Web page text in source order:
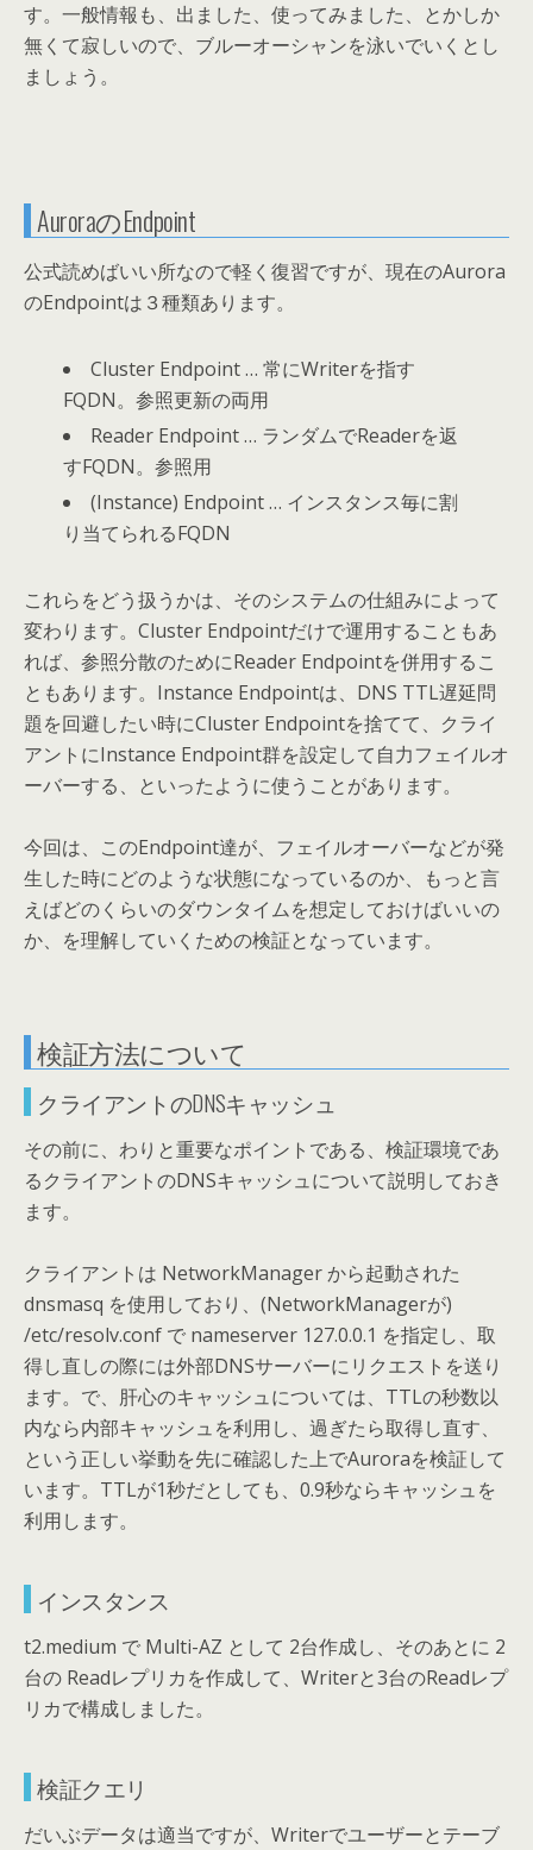
す。一般情報も、出ました、使ってみました、とかしか
無くて寂しいので、ブルーオーシャンを泳いでいくとし
ましょう。
AuroraのEndpoint
公式読めばいい所なので軽く復習ですが、現在のAurora
のEndpointは３種類あります。
Cluster Endpoint … 常にWriterを指す
FQDN。参照更新の両用
Reader Endpoint … ランダムでReaderを返
すFQDN。参照用
(Instance) Endpoint … インスタンス毎に割
り当てられるFQDN
これらをどう扱うかは、そのシステムの仕組みによって
変わります。Cluster Endpointだけで運用することもあ
れば、参照分散のためにReader Endpointを併用するこ
ともあります。Instance Endpointは、DNS TTL遅延問
題を回避したい時にCluster Endpointを捨てて、クライ
アントにInstance Endpoint群を設定して自力フェイルオ
ーバーする、といったように使うことがあります。
今回は、このEndpoint達が、フェイルオーバーなどが発
生した時にどのような状態になっているのか、もっと言
えばどのくらいのダウンタイムを想定しておけばいいの
か、を理解していくための検証となっています。
検証方法について
クライアントのDNSキャッシュ
その前に、わりと重要なポイントである、検証環境であ
るクライアントのDNSキャッシュについて説明しておき
ます。
クライアントは NetworkManager から起動された
dnsmasq を使用しており、(NetworkManagerが)
/etc/resolv.conf で nameserver 127.0.0.1 を指定し、取
得し直しの際には外部DNSサーバーにリクエストを送り
ます。で、肝心のキャッシュについては、TTLの秒数以
内なら内部キャッシュを利用し、過ぎたら取得し直す、
という正しい挙動を先に確認した上でAuroraを検証して
います。TTLが1秒だとしても、0.9秒ならキャッシュを
利用します。
インスタンス
t2.medium で Multi-AZ として 2台作成し、そのあとに 2
台の Readレプリカを作成して、Writerと3台のReadレプ
リカで構成しました。
検証クエリ
だいぶデータは適当ですが、Writerでユーザーとテーブ